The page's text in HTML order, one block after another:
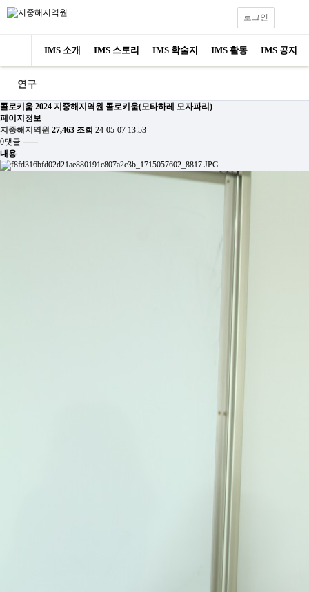
IMS 소개 IMS 스토리 IMS 학술지 IMS 활동 IMS 공지
로그인
연구
콜로키움 2024 지중해지역원 콜로키움(모타하레 모자파리)
페이지정보
지중해지역원 27,463 조회 24-05-07 13:53
0댓글
내용